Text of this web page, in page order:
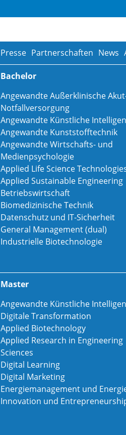
Presse Partnerschaften News
Bachelor
Angewandte Außerklinische
Notfallversorgung
Angewandte Künstliche
Angewandte Kunststofftechnik
Angewandte Wirtschafts- und
Medienpsychologie
Applied Life Science
Applied Sustainable Engineering
Betriebswirtschaft
Biomedizinische Technik
Datenschutz und IT-Sicherheit
General Management (dual)
Industrielle Biotechnologie
Master
Angewandte Künstliche
Digitale Transformation
Applied Biotechnology
Applied Research in Engineering
Sciences
Digital Learning
Digital Marketing
Energiemanagement und
Innovation und